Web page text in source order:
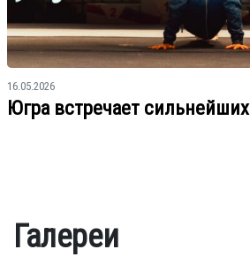
16.05.2026
Югра встречает сильнейших
Галереи